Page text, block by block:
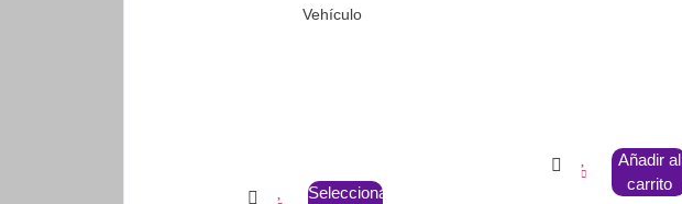
Vehículo
Seleccionar
Añadir al
carrito